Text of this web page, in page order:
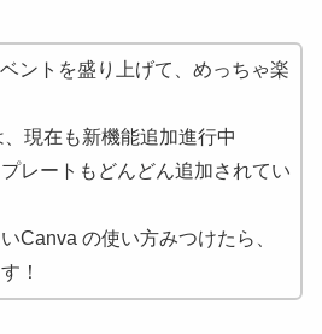
ントを盛り上げて、めっちゃ楽
現在も新機能追加進行中
レートもどんどん追加されてい
Canva の使い方みつけたら、
！